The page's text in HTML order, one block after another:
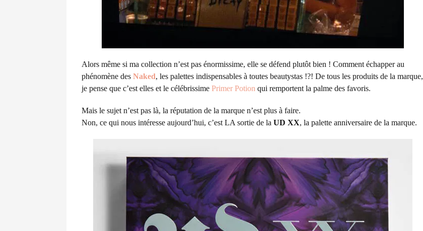
Alors même si ma collection n’est pas énormissime, elle se défend plutôt bien ! Comment échapper au
phénomène des Naked, les palettes indispensables à toutes beautystas !?! De tous les produits de la marque,
je pense que c’est elles et le célébrissime Primer Potion qui remportent la palme des favoris.
Mais le sujet n’est pas là, la réputation de la marque n’est plus à faire.
Non, ce qui nous intéresse aujourd’hui, c’est LA sortie de la UD XX, la palette anniversaire de la marque.